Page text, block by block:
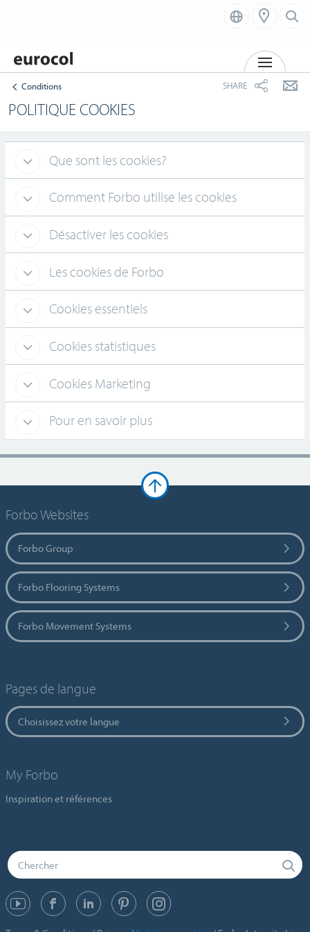
Conditions SHARE
POLITIQUE COOKIES
Que sont les cookies?
Comment Forbo utilise les cookies
Désactiver les cookies
Les cookies de Forbo
Cookies essentiels
Cookies statistiques
Cookies Marketing
Pour en savoir plus
Forbo Websites
Forbo Group
Forbo Flooring Systems
Forbo Movement Systems
Pages de langue
Choisissez votre langue
My Forbo
Inspiration et références